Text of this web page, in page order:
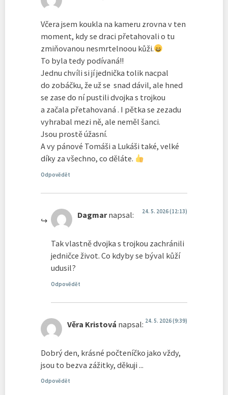
Včera jsem koukla na kameru zrovna v ten
moment, kdy se draci přetahovali o tu
zmiňovanou nesmrtelnoou kůži.
To byla tedy podívaná!!
Jednu chvíli si jí jednička tolik nacpal
do zobáčku, že už se snad dávil, ale hned
se zase do ní pustili dvojka s trojkou
a začala přetahovaná . I pětka se zezadu
vyhrabal mezi ně, ale neměl šanci.
Jsou prostě úžasní.
A vy pánové Tomáši a Lukáši také, velké
díky za všechno, co děláte.
Odpovědět
Dagmar napsal: 24. 5. 2026 (12:13)
Tak vlastně dvojka s trojkou zachránili
jedničce život. Co kdyby se býval kůží
udusil?
Odpovědět
Věra Kristová napsal: 24. 5. 2026 (9:39)
Dobrý den, krásné počteníčko jako vždy,
jsou to bezva zážitky, děkuji ...
Odpovědět